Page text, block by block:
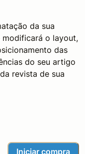
da sua
modificará o layout,
das
do seu artigo
revista de sua
Iniciar compra